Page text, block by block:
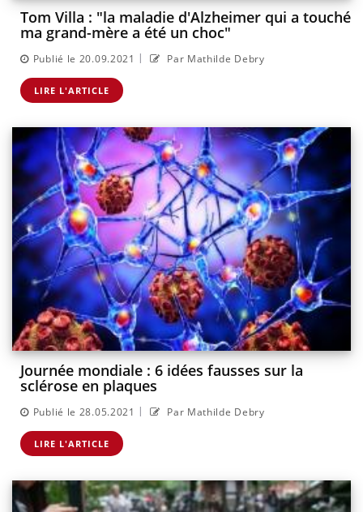
Tom Villa : "la maladie d'Alzheimer qui a touché
ma grand-mère a été un choc"
Publié le 20.09.2021 | Par Mathilde Debry
LIRE L'ARTICLE
Journée mondiale : 6 idées fausses sur la
sclérose en plaques
Publié le 28.05.2021 | Par Mathilde Debry
LIRE L'ARTICLE